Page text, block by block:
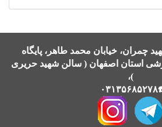
چمران، خیابان محمد طاهر، پایگاه
استان اصفهان ( سالن شهید حریری
)،